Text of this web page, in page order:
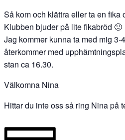
Så kom och klättra eller ta en fika
Klubben bjuder på lite fikabröd 🙂
Jag kommer kunna ta med mig 3-
återkommer med
stan ca 16.30.
Välkomna Nina
Hittar du inte oss så ring Nina på